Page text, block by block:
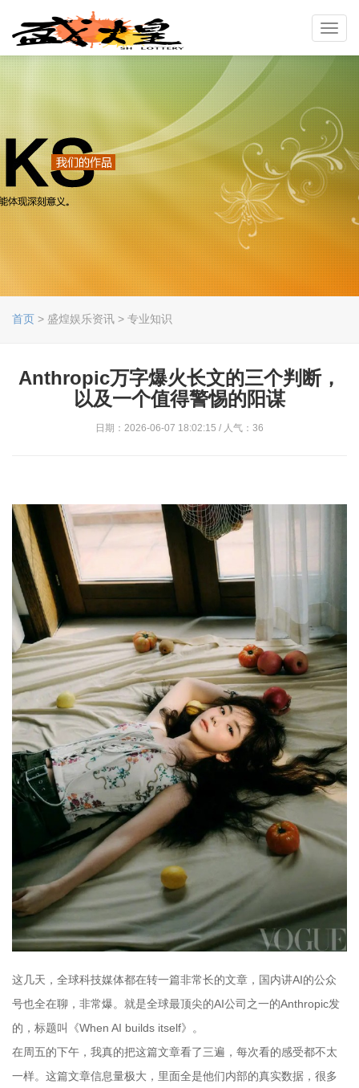
首页 > 盛煌娱乐资讯 > 专业知识
Anthropic万字爆火长文的三个判断，
以及一个值得警惕的阳谋
日期：2026-06-07 18:02:15 / 人气：36
这几天，全球科技媒体都在转一篇非常长的文章，国内讲AI的公众
号也全在聊，非常爆。就是全球最顶尖的AI公司之一的Anthropic发
的，标题叫《When AI builds itself》。
在周五的下午，我真的把这篇文章看了三遍，每次看的感受都不太
一样。这篇文章信息量极大，里面全是他们内部的真实数据，很多